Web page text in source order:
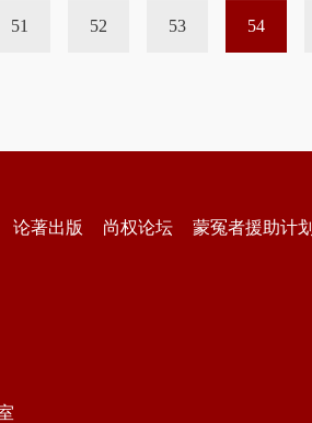
51 52 53 54
论著出版 尚权论坛 蒙冤者援助计划